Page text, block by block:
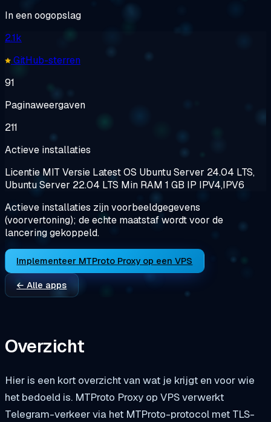
In een oogopslag
2.1k
GitHub-sterren
91
Paginaweergaven
211
Actieve installaties
Licentie MIT Versie LatestOS Ubuntu Server 24.04 LTS,
Ubuntu Server 22.04 LTS Min RAM 1 GB IP IPV4,IPV6
Actieve installaties zijn voorbeeldgegevens
(voorvertoning); de echte maatstaf wordt voor de
lancering gekoppeld.
Implementeer MTProto Proxy op een VPS
← Alle apps
Overzicht
Hier is een kort overzicht van wat je krijgt en voor wie
het bedoeld is. MTProto Proxy op VPS verwerkt
Telegram-verkeer via het MTProto-protocol met TLS-